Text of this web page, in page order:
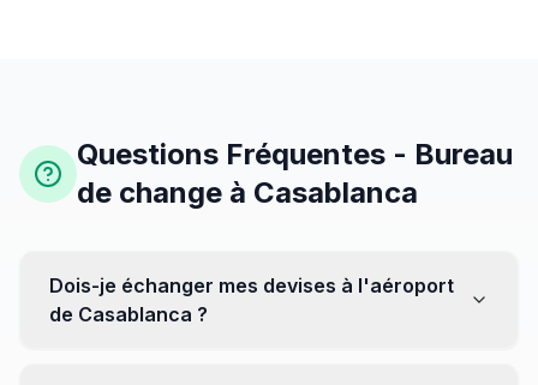
Questions Fréquentes - Bureau
de change à Casablanca
Dois-je échanger mes devises à l'aéroport
de Casablanca ?